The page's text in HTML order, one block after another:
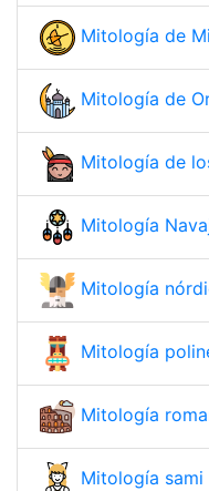
Mitología de
Mitología de
Mitología de
Mitología
Mitología
Mitología
Mitología
Mitología sami